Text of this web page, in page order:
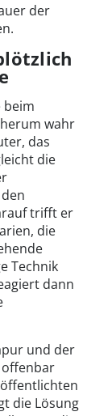
der
beim
wahr
das
die
trifft er
die
Technik
dann
und der
offenbar
die Lösung